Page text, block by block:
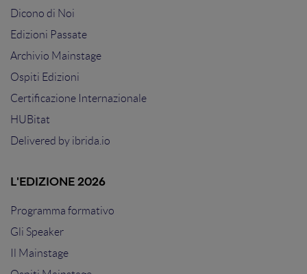
Dicono di Noi
Edizioni Passate
Archivio Mainstage
Ospiti Edizioni
Certificazione Internazionale
HUBitat
Delivered by ibrida.io
L'EDIZIONE 2026
Programma formativo
Gli Speaker
Il Mainstage